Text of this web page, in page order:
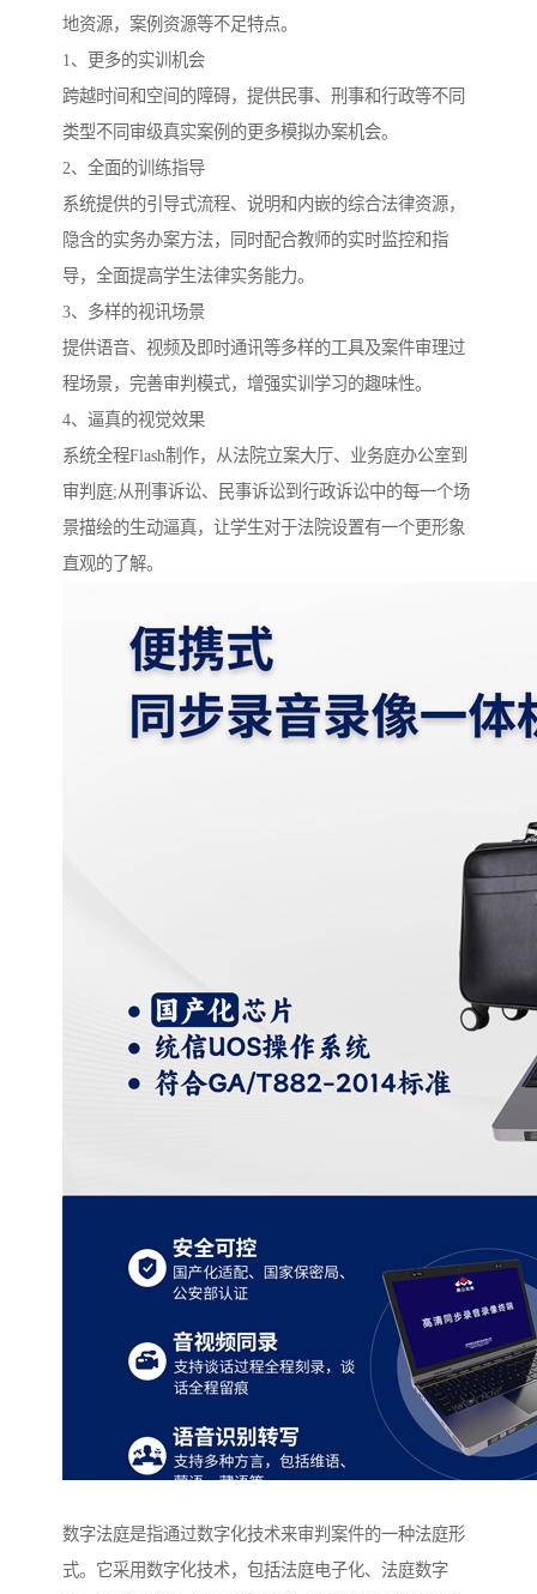
地资源，案例资源等不足特点。
1、更多的实训机会
跨越时间和空间的障碍，提供民事、刑事和行政等不同
类型不同审级真实案例的更多模拟办案机会。
2、全面的训练指导
系统提供的引导式流程、说明和内嵌的综合法律资源，
隐含的实务办案方法，同时配合教师的实时监控和指
导，全面提高学生法律实务能力。
3、多样的视讯场景
提供语音、视频及即时通讯等多样的工具及案件审理过
程场景，完善审判模式，增强实训学习的趣味性。
4、逼真的视觉效果
系统全程Flash制作，从法院立案大厅、业务庭办公室到
审判庭;从刑事诉讼、民事诉讼到行政诉讼中的每一个场
景描绘的生动逼真，让学生对于法院设置有一个更形象
直观的了解。
数字法庭是指通过数字化技术来审判案件的一种法庭形
式。它采用数字化技术，包括法庭电子化、法庭数字